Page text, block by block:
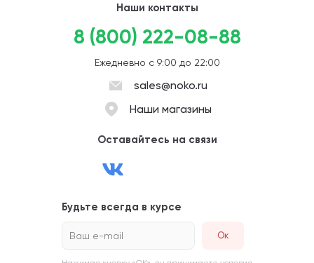
Наши контакты
8 (800) 222-08-88
Ежедневно с 9:00 до 22:00
sales@noko.ru
Наши магазины
Оставайтесь на связи
Будьте всегда в курсе
Ваш e-mail